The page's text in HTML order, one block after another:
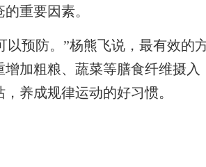
重要因素。
以预防。”杨熊飞说，最有效的
增加粗粮、蔬菜等膳食纤维摄
养成规律运动的好习惯。